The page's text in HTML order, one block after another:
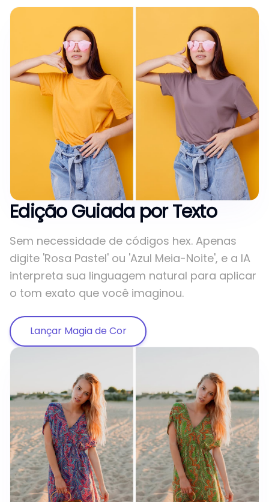
Edição Guiada por Texto
Sem necessidade de códigos hex. Apenas
digite 'Rosa Pastel' ou 'Azul Meia-Noite', e a IA
interpreta sua linguagem natural para aplicar
o tom exato que você imaginou.
Lançar Magia de Cor